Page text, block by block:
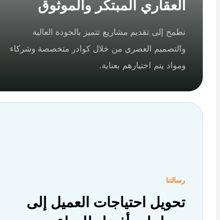
العقاري المبتكر والموثوق
نطمح إلى تقديم مشاريع تتميز بالجودة العالية
والتصميم العصري من خلال كوادر متخصصة وشركاء
ومواد يتم اختيارهم بعناية.
تحويل احتياجات العميل إلى